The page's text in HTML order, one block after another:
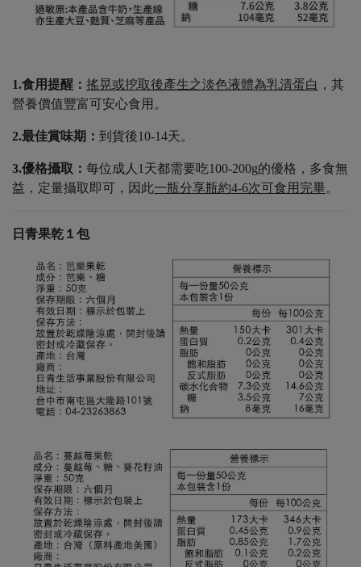
1.食用提醒： 搖晃或挖取後產生之淡色液體為乳清蛋白 ，其
營養價值豐富可安心食用。
2.最佳賞味期： 到貨後10-14天。
3.優格攝取： 每位成人1天都需要吃100-200g的優格，多食無
益，定量攝取即可，因此一瓶分享瓶約4-6次可食用完畢。
日青果乾１包